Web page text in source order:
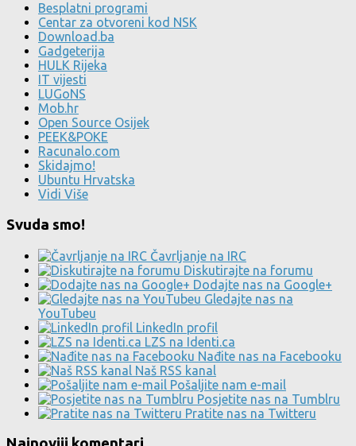
Besplatni programi
Centar za otvoreni kod NSK
Download.ba
Gadgeterija
HULK Rijeka
IT vijesti
LUGoNS
Mob.hr
Open Source Osijek
PEEK&POKE
Racunalo.com
Skidajmo!
Ubuntu Hrvatska
Vidi Više
Svuda smo!
Čavrljanje na IRC
Diskutirajte na forumu
Dodajte nas na Google+
Gledajte nas na
YouTubeu
LinkedIn profil
LZS na Identi.ca
Nađite nas na Facebooku
Naš RSS kanal
Pošaljite nam e-mail
Posjetite nas na Tumblru
Pratite nas na Twitteru